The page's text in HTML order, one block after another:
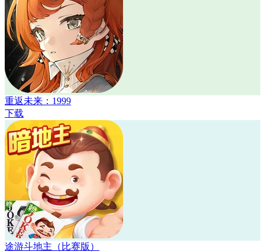
重返未来：1999
下载
途游斗地主（比赛版）